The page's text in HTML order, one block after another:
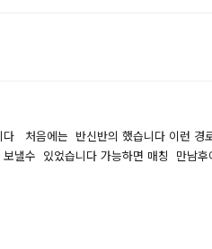
다 처음에는 반신반의 했습니다 이런
낼수 있었습니다 가능하면 매칭 만남